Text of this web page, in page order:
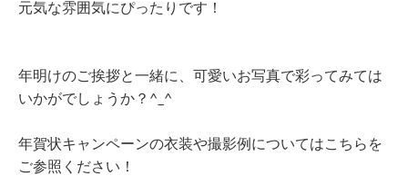
元気な雰囲気にぴったりです！
年明けのご挨拶と一緒に、可愛いお写真で彩ってみては
いかがでしょうか？^_^
年賀状キャンペーンの衣装や撮影例についてはこちらを
ご参照ください！